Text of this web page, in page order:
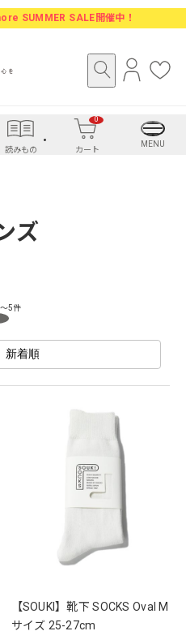
SUMMER SALE開催中！
に
入
り
読みもの カート
0
MENU
ズ
5件
新着順
【SOUKI】靴下 SOCKS Oval M
サイズ 25-27cm